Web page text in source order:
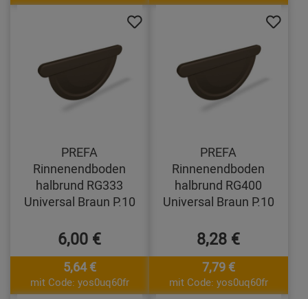
PREFA
Rinnenendboden
halbrund RG333
Universal Braun P.10
6,00 €
5,64 €
mit Code: yos0uq60fr
PREFA
Rinnenendboden
halbrund RG400
Universal Braun P.10
8,28 €
7,79 €
mit Code: yos0uq60fr